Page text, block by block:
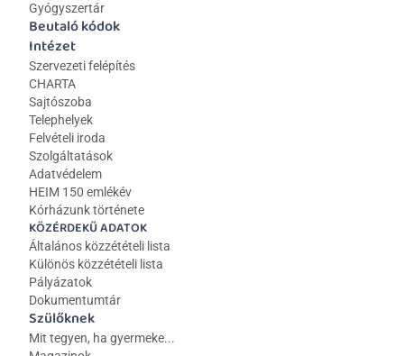
Gyógyszertár
Beutaló kódok
Intézet
Szervezeti felépítés
CHARTA
Sajtószoba
Telephelyek
Felvételi iroda
Szolgáltatások
Adatvédelem
HEIM 150 emlékév
Kórházunk története
KÖZÉRDEKŰ ADATOK
Általános közzétételi lista
Különös közzétételi lista
Pályázatok
Dokumentumtár
Szülőknek
Mit tegyen, ha gyermeke...